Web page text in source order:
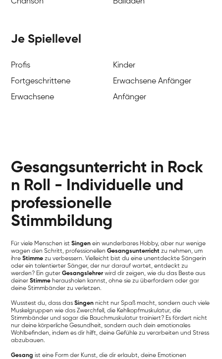
Je Spiellevel
Profis
Kinder
Fortgeschrittene
Erwachsene Anfänger
Erwachsene
Anfänger
Gesangsunterricht in Rock
n Roll - Individuelle und
professionelle
Stimmbildung
Für viele Menschen istSingen ein wunderbares Hobby, aber nur wenige
wagen den Schritt, professionellenGesangsunterricht zu nehmen, um
ihreStimme zu verbessern. Vielleicht bist du eine unentdeckte Sängerin
oder ein talentierter Sänger, der nur darauf wartet, entdeckt zu
werden? Ein guterGesangslehrer wird dir zeigen, wie du das Beste aus
deinerStimme herausholen kannst, ohne sie zu überfordern oder gar
deine Stimmbänder zu verletzen.
Wusstest du, dass dasSingen nicht nur Spaß macht, sondern auch viele
Muskelgruppen wie das Zwerchfell, die Kehlkopfmuskulatur, die
Stimmbänder und sogar die Bauchmuskulatur trainiert? Es fördert nicht
nur deine körperliche Gesundheit, sondern auch dein emotionales
Wohlbefinden, indem es dir hilft, deine Gefühle zu verarbeiten und Stress
abzubauen.
Gesang ist eine Form der Kunst, die dir erlaubt, deine Emotionen